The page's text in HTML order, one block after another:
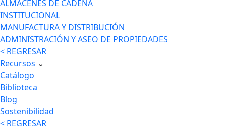
ALMACENES DE CADENA
INSTITUCIONAL
MANUFACTURA Y DISTRIBUCIÓN
ADMINISTRACIÓN Y ASEO DE PROPIEDADES
< REGRESAR
Recursos ⌄
Catálogo
Biblioteca
Blog
Sostenibilidad
< REGRESAR